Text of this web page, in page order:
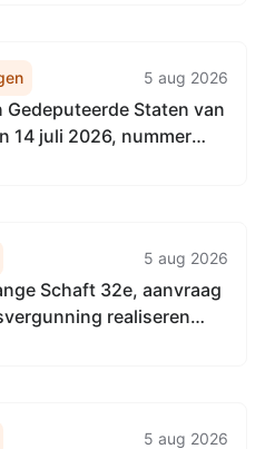
5 aug 2026
Gedeputeerde Staten van
14 juli 2026, nummer
5 aug 2026
Schaft 32e, aanvraag
realiseren
5 aug 2026